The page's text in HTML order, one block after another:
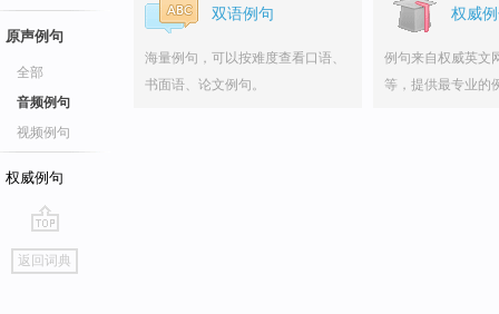
原声例句
全部
音频例句
视频例句
权威例句
go
top
返回词典
双语例句
海量例句，可以按难度查看口语、
书面语、论文例句。
权威
例句来自权威英文
等，提供最专业的